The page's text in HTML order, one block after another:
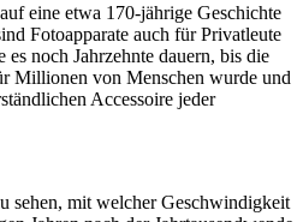
eine etwa 170-jährige Geschichte
Fotoapparate auch für Privatleute
noch Jahrzehnte dauern, bis die
Millionen von Menschen wurde und
Accessoire jeder
sehen, mit welcher Geschwindigkeit